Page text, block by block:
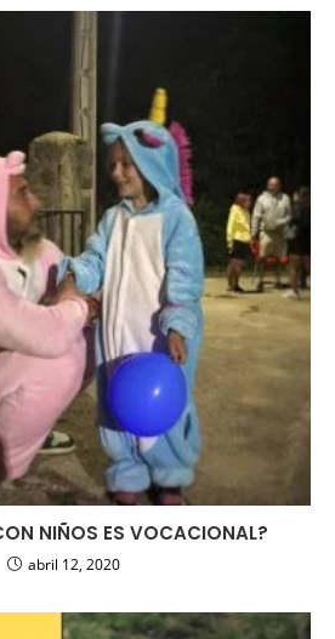
NIÑOS ES VOCACIONAL?
abril 12, 2020